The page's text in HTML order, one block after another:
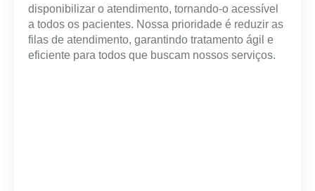
disponibilizar o atendimento, tornando-o acessível
a todos os pacientes. Nossa prioridade é reduzir as
filas de atendimento, garantindo tratamento ágil e
eficiente para todos que buscam nossos serviços.